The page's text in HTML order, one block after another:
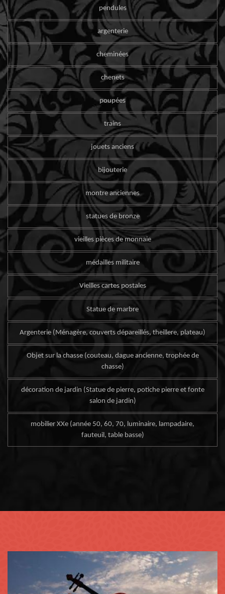
pendules
argenterie
cheminées
chenets
poupées
trains
jouets anciens
bijouterie
montre anciennes
statues de bronze
vieilles pièces de monnaie
médailles militaire
Vieilles cartes postales
Statue de marbre
Argenterie (Ménagère, couverts dépareillés, theillere, plateau)
Objet sur la chasse (couteau, dague ancienne, trophée de
chasse)
décoration de jardin (Statue de pierre, potiche pierre et fonte
salon de jardin)
mobilier XXe (année 50, 60, 70, luminaire, lampadaire,
fauteuil, table basse)